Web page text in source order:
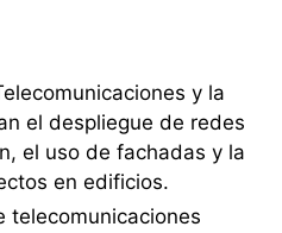
y la
el despliegue de redes
el uso de fachadas y la
en edificios.
telecomunicaciones